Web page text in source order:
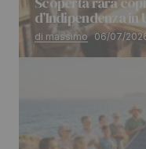
d’Indipendenza in
di massimo 06/07/